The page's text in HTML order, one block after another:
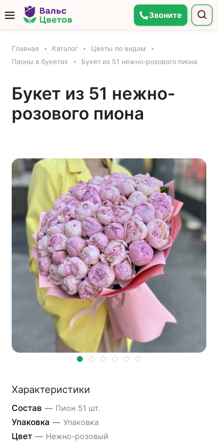
Звоните
Главная Каталог
Цветы по видам
Пионы в букетах
Букет из 51 нежно-розового пиона
Букет из 51 нежно-
розового пиона
Характеристики
Состав — Пион 51 шт.
Упаковка — Упаковка
Цвет — Нежно-розовый